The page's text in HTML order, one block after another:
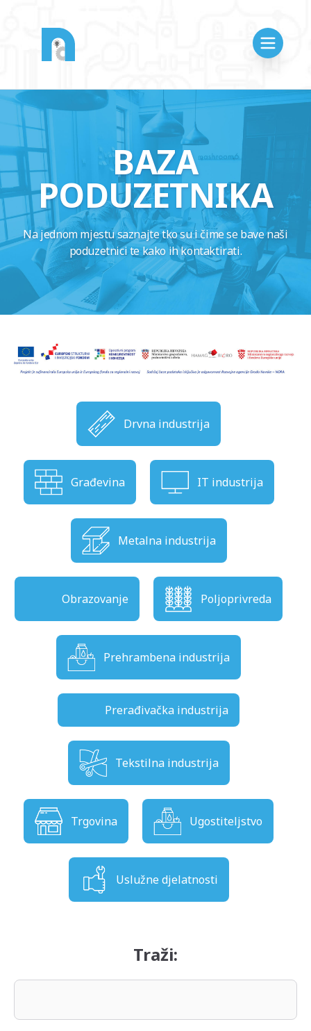
BAZA
PODUZETNIKA
Na jednom mjestu saznajte tko su i čime se bave naši
poduzetnici te kako ih kontaktirati.
Drvna industrija
Građevina IT industrija
Metalna industrija
Obrazovanje Poljoprivreda
Prehrambena industrija
Prerađivačka industrija
Tekstilna industrija
Trgovina Ugostiteljstvo
Uslužne djelatnosti
Traži: